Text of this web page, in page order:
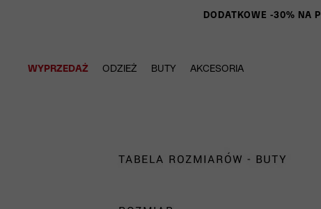
DODATKOWE -30%
WYPRZEDAŻ ODZIEŻ BUTY AKCESORIA